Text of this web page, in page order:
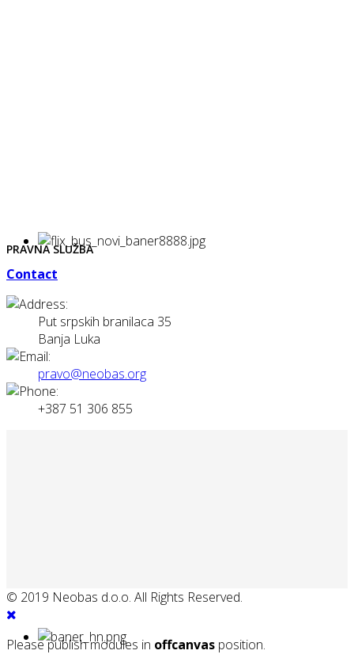
PRAVNA SLUŽBA
Contact
Put srpskih branilaca 35
Banja Luka
pravo@neobas.org
+387 51 306 855
© 2019 Neobas d.o.o. All Rights Reserved.
Please publish modules in offcanvas position.